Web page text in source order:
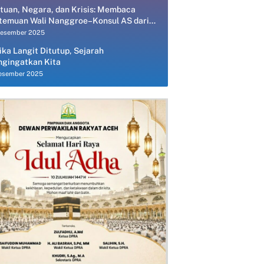
Negara, dan Krisis: Membaca
Wali Nanggroe–Konsul AS dari
Ekonomi Politik
2025
Langit Ditutup, Sejarah
Kita
2025